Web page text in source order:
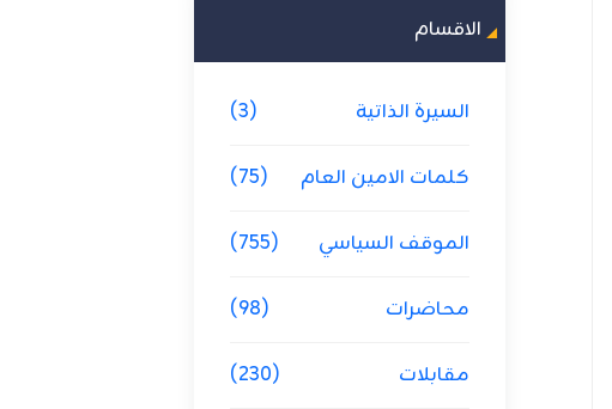
الاقسام
السيرة الذاتية (3)
كلمات الامين العام (75)
الموقف السياسي (755)
محاضرات (98)
مقابلات (230)